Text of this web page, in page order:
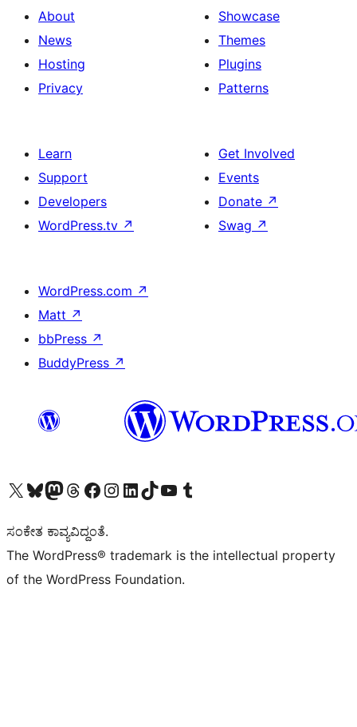
About
News
Hosting
Privacy
Showcase
Themes
Plugins
Patterns
Learn
Support
Developers
WordPress.tv ↗
Get Involved
Events
Donate ↗
Swag ↗
WordPress.com ↗
Matt ↗
bbPress ↗
BuddyPress ↗
Visit our X (formerly Twitter) account
Visit our Bluesky account
Visit our Mastodon account
Visit our Threads account
Visit our Facebook page
Visit our Instagram account
Visit our LinkedIn account
Visit our TikTok account
Visit our YouTube channel
Visit our Tumblr account
ಸಂಕೇತ ಕಾವ್ಯವಿದ್ದಂತೆ.
The WordPress® trademark is the intellectual property
of the WordPress Foundation.